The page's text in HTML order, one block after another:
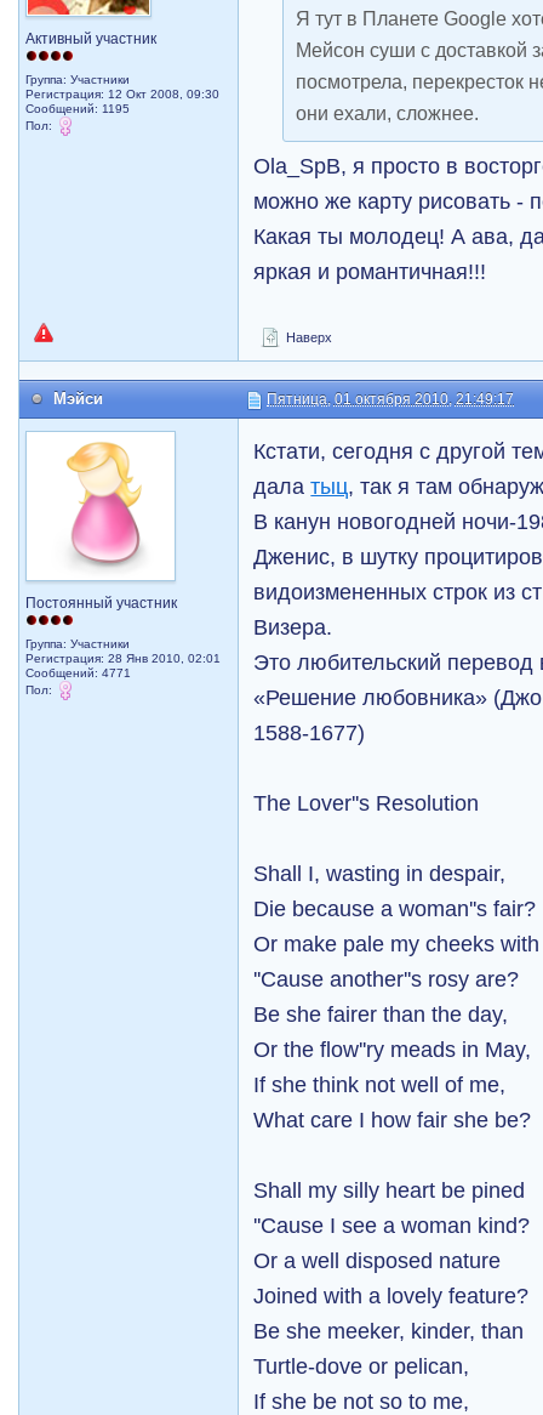
Активный участник
Группа: Участники
Регистрация: 12 Окт 2008, 09:30
Сообщений: 1195
Пол:
Я тут в Планете Google
Мейсон суши с доставкой
посмотрела, перекресток
они ехали, сложнее.
Ola_SpB, я просто в
можно же карту рисовать -
Какая ты молодец! А ава,
яркая и романтичная!!!
Наверх
Мэйси Пятница, 01 октября 2010, 21:49:17
Постоянный участник
Группа: Участники
Регистрация: 28 Янв 2010, 02:01
Сообщений: 4771
Пол:
Кстати, сегодня с другой
далатыц, так я там
В канун новогодней ночи-
Дженис, в шутку
видоизмененных строк из
Визера.
Это любительский перевод
«Решение любовника»
1588-1677)
The Lover''s Resolution
Shall I, wasting in despair,
Die because a woman''s fair?
Or make pale my cheeks
''Cause another''s rosy are?
Be she fairer than the day,
Or the flow''ry meads in May,
If she think not well of me,
What care I how fair she be?
Shall my silly heart be pined
''Cause I see a woman kind?
Or a well disposed nature
Joined with a lovely feature?
Be she meeker, kinder, than
Turtle-dove or pelican,
If she be not so to me,